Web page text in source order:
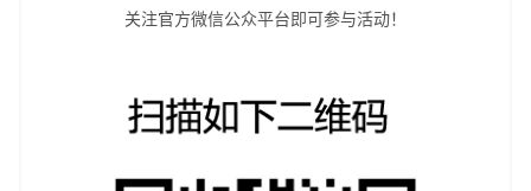
关注官方微信公众平台即可参与活动！